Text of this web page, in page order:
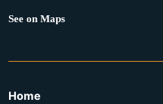
See on Maps
Home